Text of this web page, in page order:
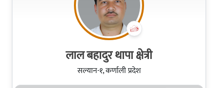
लाल बहादुर थापा क्षेत्री
सल्यान-१, कर्णाली प्रदेश